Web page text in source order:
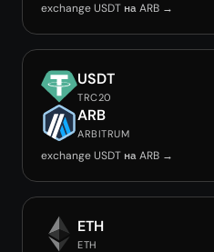
exchange USDT на ARB →
USDT
TRC20
ARB
ARBITRUM
exchange USDT на ARB →
ETH
ETH